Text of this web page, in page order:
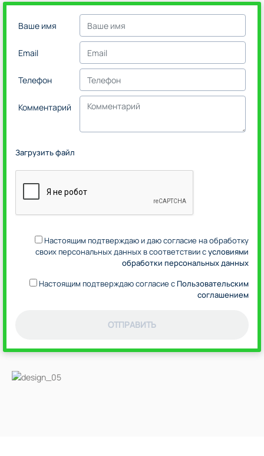
Ваше имя
Email
Телефон
Комментарий
Загрузить файл
Настоящим подтверждаю и даю согласие на обработку
своих персональных данных в соответствии сусловиями
обработки персональных данных
Настоящим подтверждаю согласие сПользовательским
соглашением
ОТПРАВИТЬ